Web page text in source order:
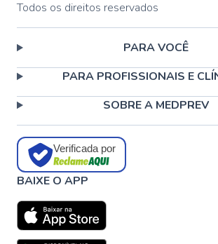
Todos os direitos reservados
PARA VOCÊ
PARA PROFISSIONAIS E
SOBRE A MEDPREV
Verificada por
BAIXE O APP